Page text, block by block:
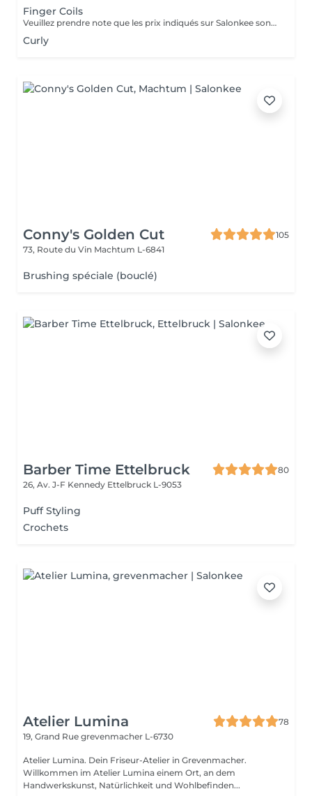
Finger Coils
Veuillez prendre note que les prix indiqués sur Salonkee sont communiqués à titre informatif et s'entendent de base. Ces derniers sont susceptibles de varier selon le diagnostic réalisé à votre arrivée au salon et l'expertise du professionnel à qui vous confiez votre beauté. Dans tous les cas, un devis précis vous sera proposé et toutes réalisations de prestations seront effectuées avec votre accord. Un grand merci d'avance pour votre compréhension. Au plaisir de vous recevoir très vite.
Curly
Conny's Golden Cut
105
73, Route du Vin Machtum L-6841
Brushing spéciale (bouclé)
Barber Time Ettelbruck
80
26, Av. J-F Kennedy Ettelbruck L-9053
Puff Styling
Crochets
Atelier Lumina
78
19, Grand Rue grevenmacher L-6730
Atelier Lumina. Dein Friseur-Atelier in Grevenmacher.
Willkommen im Atelier Lumina einem Ort, an dem
Handwerkskunst, Natürlichkeit und Wohlbefinden...